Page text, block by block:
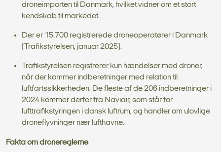
droneimporten til Danmark, hvilket vidner om et stort
kendskab til markedet.
Der er 15.700 registrerede droneoperatører i Danmark
(Trafikstyrelsen, januar 2025).
Trafikstyrelsen registrerer kun hændelser med droner,
når der kommer indberetninger med relation til
luftfartssikkerheden. De fleste af de 206 indberetninger i
2024 kommer derfor fra Naviair, som står for
lufttrafikstyringen i dansk luftrum, og handler om ulovlige
droneflyvninger nær lufthavne.
Fakta om dronereglerne